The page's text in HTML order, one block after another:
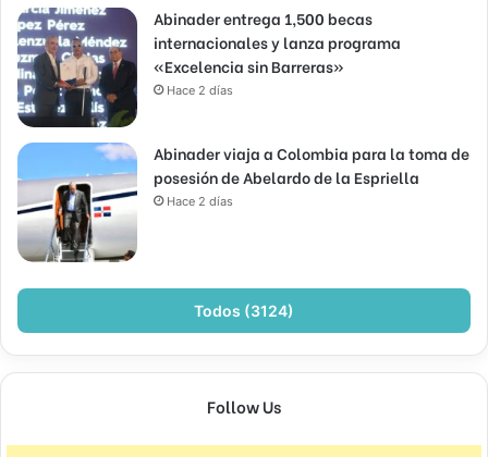
Abinader entrega 1,500 becas
internacionales y lanza programa
«Excelencia sin Barreras»
Hace 2 días
Abinader viaja a Colombia para la toma de
posesión de Abelardo de la Espriella
Hace 2 días
Todos (3124)
Follow Us